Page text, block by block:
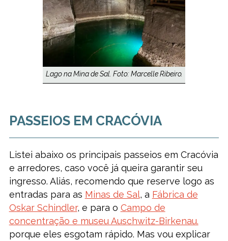
Lago na Mina de Sal. Foto: Marcelle Ribeiro.
PASSEIOS EM CRACÓVIA
Listei abaixo os principais passeios em Cracóvia
e arredores, caso você já queira garantir seu
ingresso. Aliás, recomendo que reserve logo as
entradas para as Minas de Sal, a Fábrica de
Oskar Schindler, e para o Campo de
concentração e museu Auschwitz-Birkenau.
porque eles esgotam rápido. Mas vou explicar